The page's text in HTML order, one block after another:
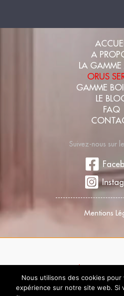
A
LA
ORUS
GAMME
LE
FAQ
Suivez-nous sur
Mentions
Reproduction Même
Marques Françaises déposées
Nous utilisons des cookies pour
expérience sur notre site web. Si